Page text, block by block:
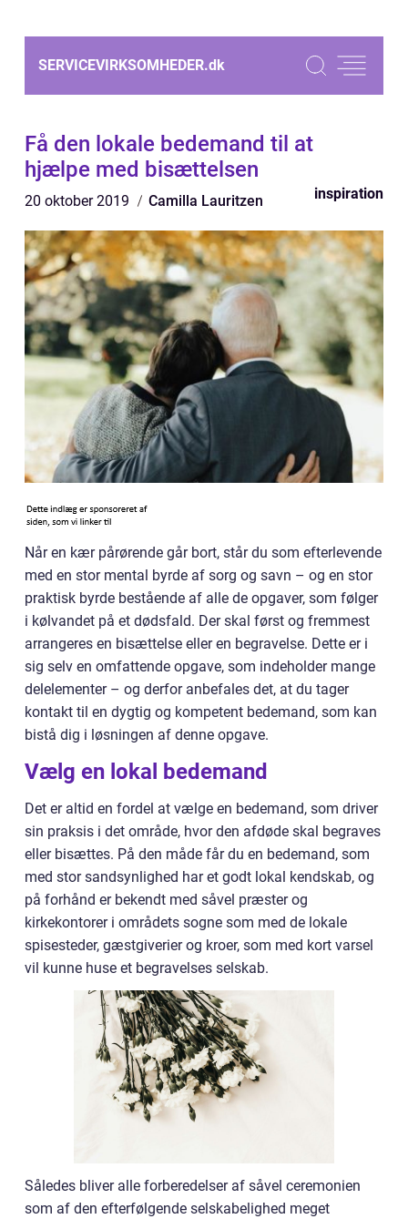
SERVICEVIRKSOMHEDER.dk
Få den lokale bedemand til at
hjælpe med bisættelsen
20 oktober 2019 Camilla Lauritzen inspiration
Når en kær pårørende går bort, står du som efterlevende
med en stor mental byrde af sorg og savn – og en stor
praktisk byrde bestående af alle de opgaver, som følger
i kølvandet på et dødsfald. Der skal først og fremmest
arrangeres en bisættelse eller en begravelse. Dette er i
sig selv en omfattende opgave, som indeholder mange
delelementer – og derfor anbefales det, at du tager
kontakt til en dygtig og kompetent bedemand, som kan
bistå dig i løsningen af denne opgave.
Vælg en lokal bedemand
Det er altid en fordel at vælge en bedemand, som driver
sin praksis i det område, hvor den afdøde skal begraves
eller bisættes. På den måde får du en bedemand, som
med stor sandsynlighed har et godt lokal kendskab, og
på forhånd er bekendt med såvel præster og
kirkekontorer i områdets sogne som med de lokale
spisesteder, gæstgiverier og kroer, som med kort varsel
vil kunne huse et begravelses selskab.
Således bliver alle forberedelser af såvel ceremonien
som af den efterfølgende selskabelighed meget